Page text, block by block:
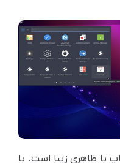
با ظاهری زیبا است. با